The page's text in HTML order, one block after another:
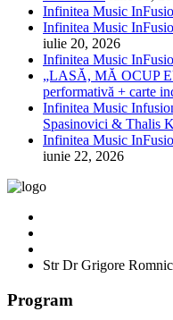
Infinitea Music
Infinitea Music
iulie 20, 2026
Infinitea Music
„LASĂ, MĂ OCUP
performativă + carte
Infinitea Music
Spasinovici & Thalis
Infinitea Music
iunie 22, 2026
Str Dr Grigore
Program